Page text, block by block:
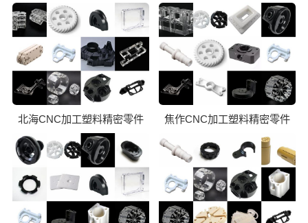
北海CNC加工塑料精密零件 焦作CNC加工塑料精密零件